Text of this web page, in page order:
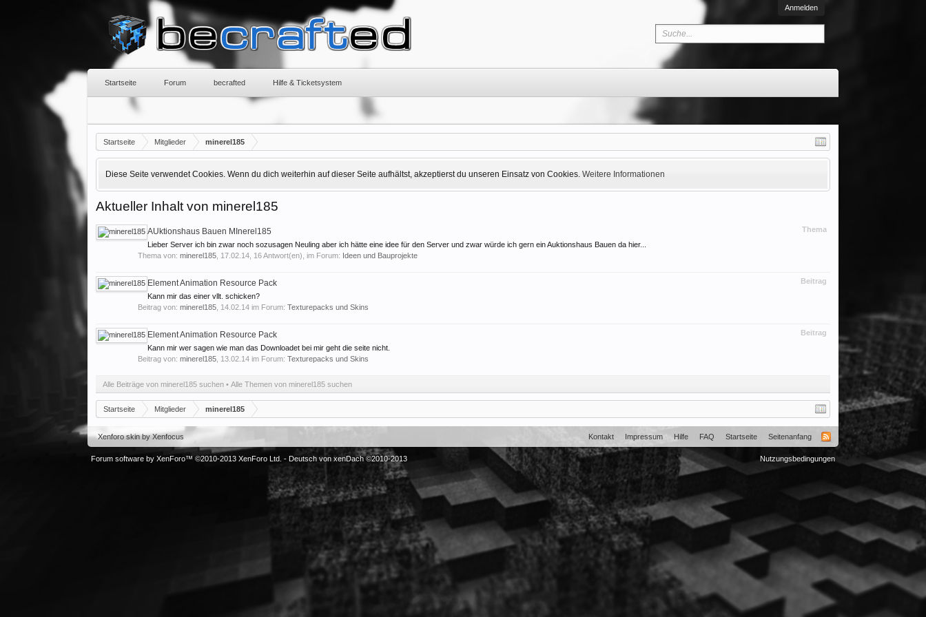
Anmelden
Startseite Mitglieder minerel185
Diese Seite verwendet Cookies. Wenn du dich weiterhin auf dieser Seite aufhältst, akzeptierst du unseren Einsatz von Cookies. Weitere Informationen
Aktueller Inhalt von minerel185
Thema
AUktionshaus Bauen MInerel185
Lieber Server ich bin zwar noch sozusagen Neuling aber ich hätte eine idee für den Server und zwar würde ich gern ein Auktionshaus Bauen da hier...
Thema von: minerel185 17.02.14 , 16 Antwort(en), im Forum: Ideen und Bauprojekte
Beitrag
Element Animation Resource Pack
Kann mir das einer vllt. schicken?
Beitrag von: minerel185 14.02.14 im Forum: Texturepacks und Skins
Beitrag
Element Animation Resource Pack
Kann mir wer sagen wie man das Downloadet bei mir geht die seite nicht.
Beitrag von: minerel185 13.02.14 im Forum: Texturepacks und Skins
Alle Beiträge von minerel185 suchen Alle Themen von minerel185 suchen
Startseite Mitglieder minerel185
Startseite Forum becrafted Hilfe & Ticketsystem
Xenforo skinbyXenfocus Kontakt Impressum Hilfe FAQ Startseite Seitenanfang
Nutzungsbedingungen
Forum software by XenForo™ ©2010-2013 XenForo Ltd. - Deutsch von xenDach©2010-2013